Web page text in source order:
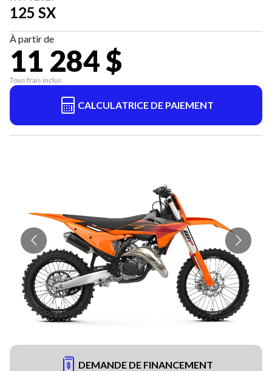
125 SX
À partir de
11 284 $
Tous frais inclus
CALCULATRICE DE PAIEMENT
DEMANDE DE FINANCEMENT